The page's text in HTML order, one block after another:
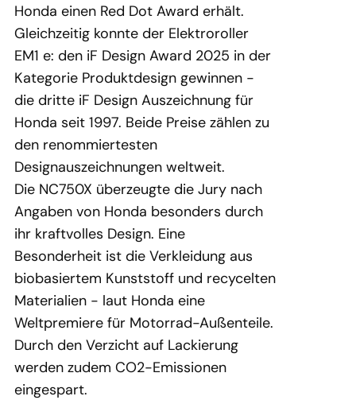
Honda einen Red Dot Award erhält.
Gleichzeitig konnte der Elektroroller
EM1 e: den iF Design Award 2025 in der
Kategorie Produktdesign gewinnen -
die dritte iF Design Auszeichnung für
Honda seit 1997. Beide Preise zählen zu
den renommiertesten
Designauszeichnungen weltweit.
Die NC750X überzeugte die Jury nach
Angaben von Honda besonders durch
ihr kraftvolles Design. Eine
Besonderheit ist die Verkleidung aus
biobasiertem Kunststoff und recycelten
Materialien - laut Honda eine
Weltpremiere für Motorrad-Außenteile.
Durch den Verzicht auf Lackierung
werden zudem CO2-Emissionen
eingespart.